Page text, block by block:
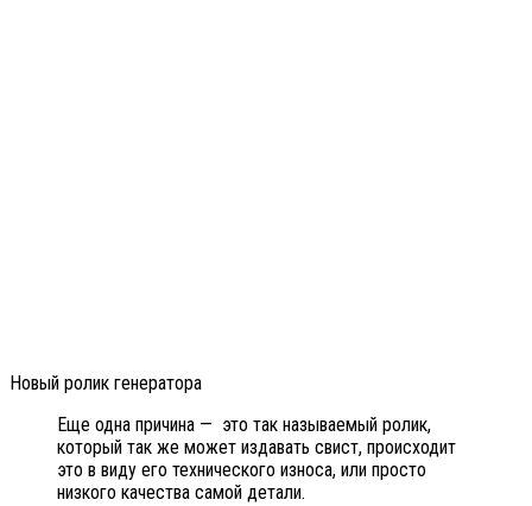
Новый ролик генератора
Еще одна причина — это так называемый ролик,
который так же может издавать свист, происходит
это в виду его технического износа, или просто
низкого качества самой детали.